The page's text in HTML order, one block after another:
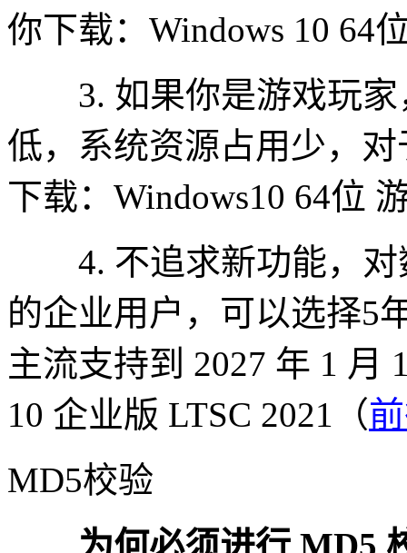
你下载：Windows 10 64
3. 如果你是游戏玩家
低，系统资源占用少，
下载：Windows10 64位
4. 不追求新功能，对
的企业用户，可以选择5
主流支持到 2027 年 1 月
10 企业版 LTSC 2021（
MD5校验
为何必须进行 MD5